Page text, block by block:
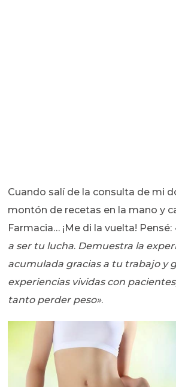
Cuando salí de la consulta de mi
montón de recetas en la mano y
Farmacia… ¡Me di la vuelta! Pensé:
a ser tu lucha. Demuestra la
acumulada gracias a tu trabajo y
experiencias vividas con
tanto perder peso».